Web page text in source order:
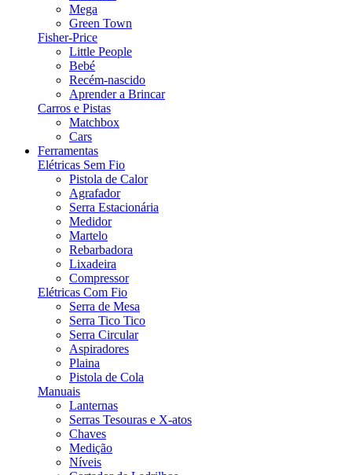
Mega
Green Town
Fisher-Price
Little People
Bebé
Recém-nascido
Aprender a Brincar
Carros e Pistas
Matchbox
Cars
Ferramentas
Elétricas Sem Fio
Pistola de Calor
Agrafador
Serra Estacionária
Medidor
Martelo
Rebarbadora
Lixadeira
Compressor
Elétricas Com Fio
Serra de Mesa
Serra Tico Tico
Serra Circular
Aspiradores
Plaina
Pistola de Cola
Manuais
Lanternas
Serras Tesouras e X-atos
Chaves
Medição
Níveis